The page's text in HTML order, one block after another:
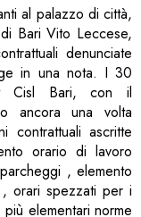
al palazzo di città,
Bari Vito Leccese,
denunciate
in una nota. I 30
Cisl Bari, con il
ancora una volta
contrattuali ascritte
orario di lavoro
, elemento
orari spezzati per i
elementari norme